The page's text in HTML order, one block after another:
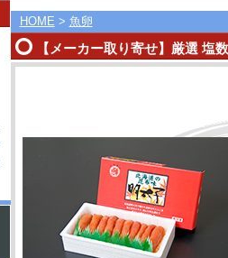
HOME > 魚卵
【メーカー取り寄せ】厳選 塩